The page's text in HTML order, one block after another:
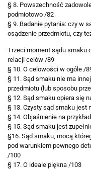
§ 8. Powszechność
podmiotowo /82
§ 9. Badanie pytania: czy w
osądzenie przedmiotu, czy
Trzeci moment sądu smaku
relacji celów /89
§ 10. O celowości w ogóle /
§ 11. Sąd smaku nie ma
przedmiotu (lub sposobu
§ 12. Sąd smaku opiera się
§ 13. Czysty sąd smaku jest
§ 14. Objaśnienie na
§ 15. Sąd smaku jest
§16. Sąd smaku, mocą
pod warunkiem pewnego
/100
§ 17. O ideale piękna /103